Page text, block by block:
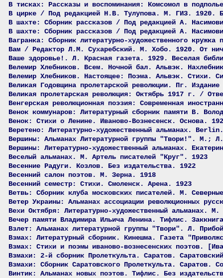
В тисках: Рассказы и воспоминания: Комсомол в
В цирке / Под редакцией Н.В. Тулупова. М. ГИЗ. 1920.
В шахте: Сборник рассказов / Под редакцией А.
В шахте: Сборник рассказов / Под редакцией А.
Вагранка: Сборник литературно-художественного
Вам / Редактор Л.М. Сухаребский. М. Хобо. 1920. От
Ваше здоровье!. Л. Красная газета. 1929. Веселая
Велемир Хлебников. Всем. Ночной бал. Альвэк.
Велемир Хлебников. Настоящее: Поэма. Альвэк. Стихи.
Великая Годовщина пролетарской революции. Пг.
Великая пролетарская революция: Октябрь 1917 г. /
Венгерская революционная поэзия: Современная
Венок коммунаров: Литературный сборник памяти В.
Венок: Стихи о Ленине. Иваново-Вознесенск. Основа.
Веретено: Литературно-художественный альманах.
Вершины: Альманах Литературной группы "Твори!". М.;
Вершины: Литературно-художественный альманах.
Веселый альманах. М. Артель писателей "Круг". 1923
Весенние Радуги. Козлов. Без издательства. 1922
Весенний салон поэтов. М. Зерна. 1918
Весенний семестр: Стихи. Смоленск. Арена. 1923
Ветвь: Сборник клуба московских писателей. М.
Ветер Украины: Альманах ассоциации революционных
Вехи Октября: Литературно-художественный альманах.
Вечер памяти Владимира Ильича Ленина. Тифлис.
Взлет: Альманах литературной группы "Твори". Л.
Взмах: Литературный сборник. Кинешма. Газета
Взмах: Стихи и поэмы иваново-вознесенских поэтов.
Взмахи: 2-й сборник Пролеткульта. Саратов.
Взмахи: Сборник Саратовского Пролеткульта. Саратов.
Винтик: Альманах новых поэтов. Тифлис. Без